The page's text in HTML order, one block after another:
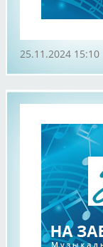
25.11.2024 15:10